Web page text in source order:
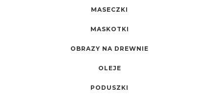
MASECZKI
MASKOTKI
OBRAZY NA DREWNIE
OLEJE
PODUSZKI